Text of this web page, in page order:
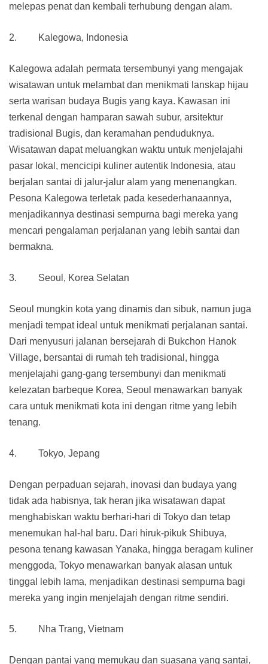
melepas penat dan kembali terhubung dengan alam.
2. Kalegowa, Indonesia
Kalegowa adalah permata tersembunyi yang mengajak
wisatawan untuk melambat dan menikmati lanskap hijau
serta warisan budaya Bugis yang kaya. Kawasan ini
terkenal dengan hamparan sawah subur, arsitektur
tradisional Bugis, dan keramahan penduduknya.
Wisatawan dapat meluangkan waktu untuk menjelajahi
pasar lokal, mencicipi kuliner autentik Indonesia, atau
berjalan santai di jalur-jalur alam yang menenangkan.
Pesona Kalegowa terletak pada kesederhanaannya,
menjadikannya destinasi sempurna bagi mereka yang
mencari pengalaman perjalanan yang lebih santai dan
bermakna.
3. Seoul, Korea Selatan
Seoul mungkin kota yang dinamis dan sibuk, namun juga
menjadi tempat ideal untuk menikmati perjalanan santai.
Dari menyusuri jalanan bersejarah di Bukchon Hanok
Village, bersantai di rumah teh tradisional, hingga
menjelajahi gang-gang tersembunyi dan menikmati
kelezatan barbeque Korea, Seoul menawarkan banyak
cara untuk menikmati kota ini dengan ritme yang lebih
tenang.
4. Tokyo, Jepang
Dengan perpaduan sejarah, inovasi dan budaya yang
tidak ada habisnya, tak heran jika wisatawan dapat
menghabiskan waktu berhari-hari di Tokyo dan tetap
menemukan hal-hal baru. Dari hiruk-pikuk Shibuya,
pesona tenang kawasan Yanaka, hingga beragam kuliner
menggoda, Tokyo menawarkan banyak alasan untuk
tinggal lebih lama, menjadikan destinasi sempurna bagi
mereka yang ingin menjelajah dengan ritme sendiri.
5. Nha Trang, Vietnam
Dengan pantai yang memukau dan suasana yang santai,